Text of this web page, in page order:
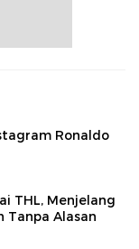
Ronaldo
THL, Menjelang
Tanpa Alasan